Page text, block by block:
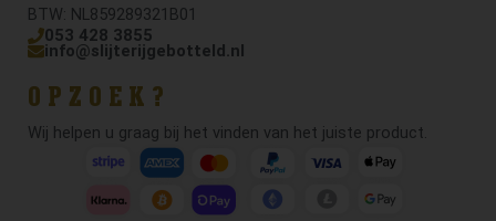
BTW: NL859289321B01
053 428 3855
info@slijterijgebotteld.nl
OPZOEK?
Wij helpen u graag bij het vinden van het juiste product.